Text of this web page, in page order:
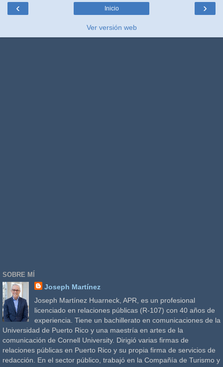
‹ ›
Inicio
Ver versión web
SOBRE MÍ
Joseph Martínez
Joseph Martínez Huarneck, APR, es un profesional
licenciado en relaciones públicas (R-107) con 40 años de
experiencia. Tiene un bachillerato en comunicaciones de la
Universidad de Puerto Rico y una maestría en artes de la
comunicación de Cornell University. Dirigió varias firmas de
relaciones públicas en Puerto Rico y su propia firma de servicios de
redacción. En el sector público, trabajó en la Compañía de Turismo y